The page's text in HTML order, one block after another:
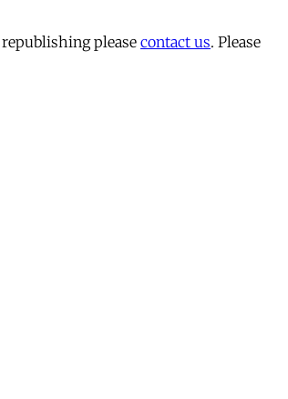
please contact us. Please